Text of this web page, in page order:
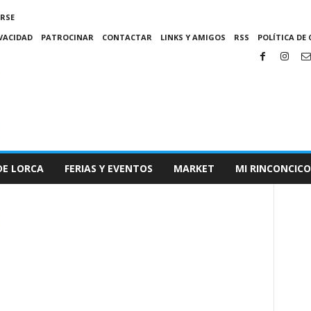
PATROCINAR CONTACTAR LINKS Y AMIGOS RSS POLÍTICA DE
LORCA FERIAS Y EVENTOS MARKET MI RINCONCICO